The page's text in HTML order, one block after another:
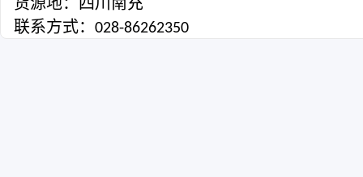
联系方式： 028-86262350